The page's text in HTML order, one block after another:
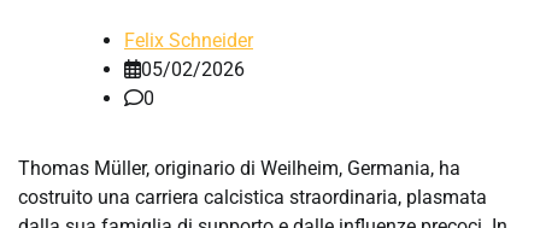
Felix Schneider
05/02/2026
0
Thomas Müller, originario di Weilheim, Germania, ha
costruito una carriera calcistica straordinaria, plasmata